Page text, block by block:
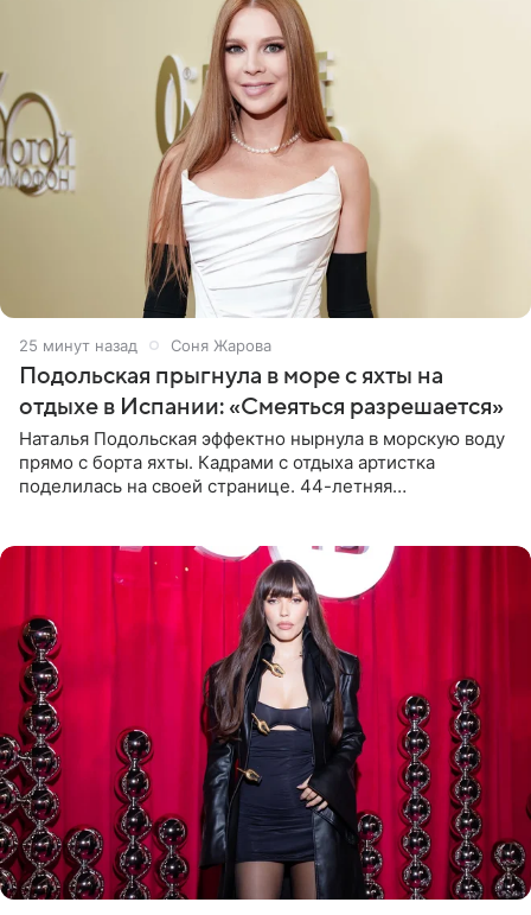
26 минут назад Соня Жарова
Подольская прыгнула в море с яхты на
отдыхе в Испании: «Смеяться разрешается»
Наталья Подольская эффектно нырнула в морскую воду
прямо с борта яхты. Кадрами с отдыха артистка
поделилась на своей странице. 44-летняя